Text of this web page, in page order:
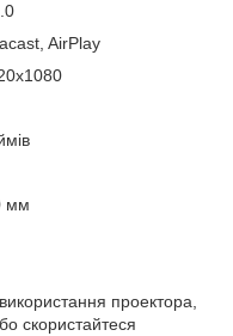
AirPlay
мм
проектора,
скористайтеся